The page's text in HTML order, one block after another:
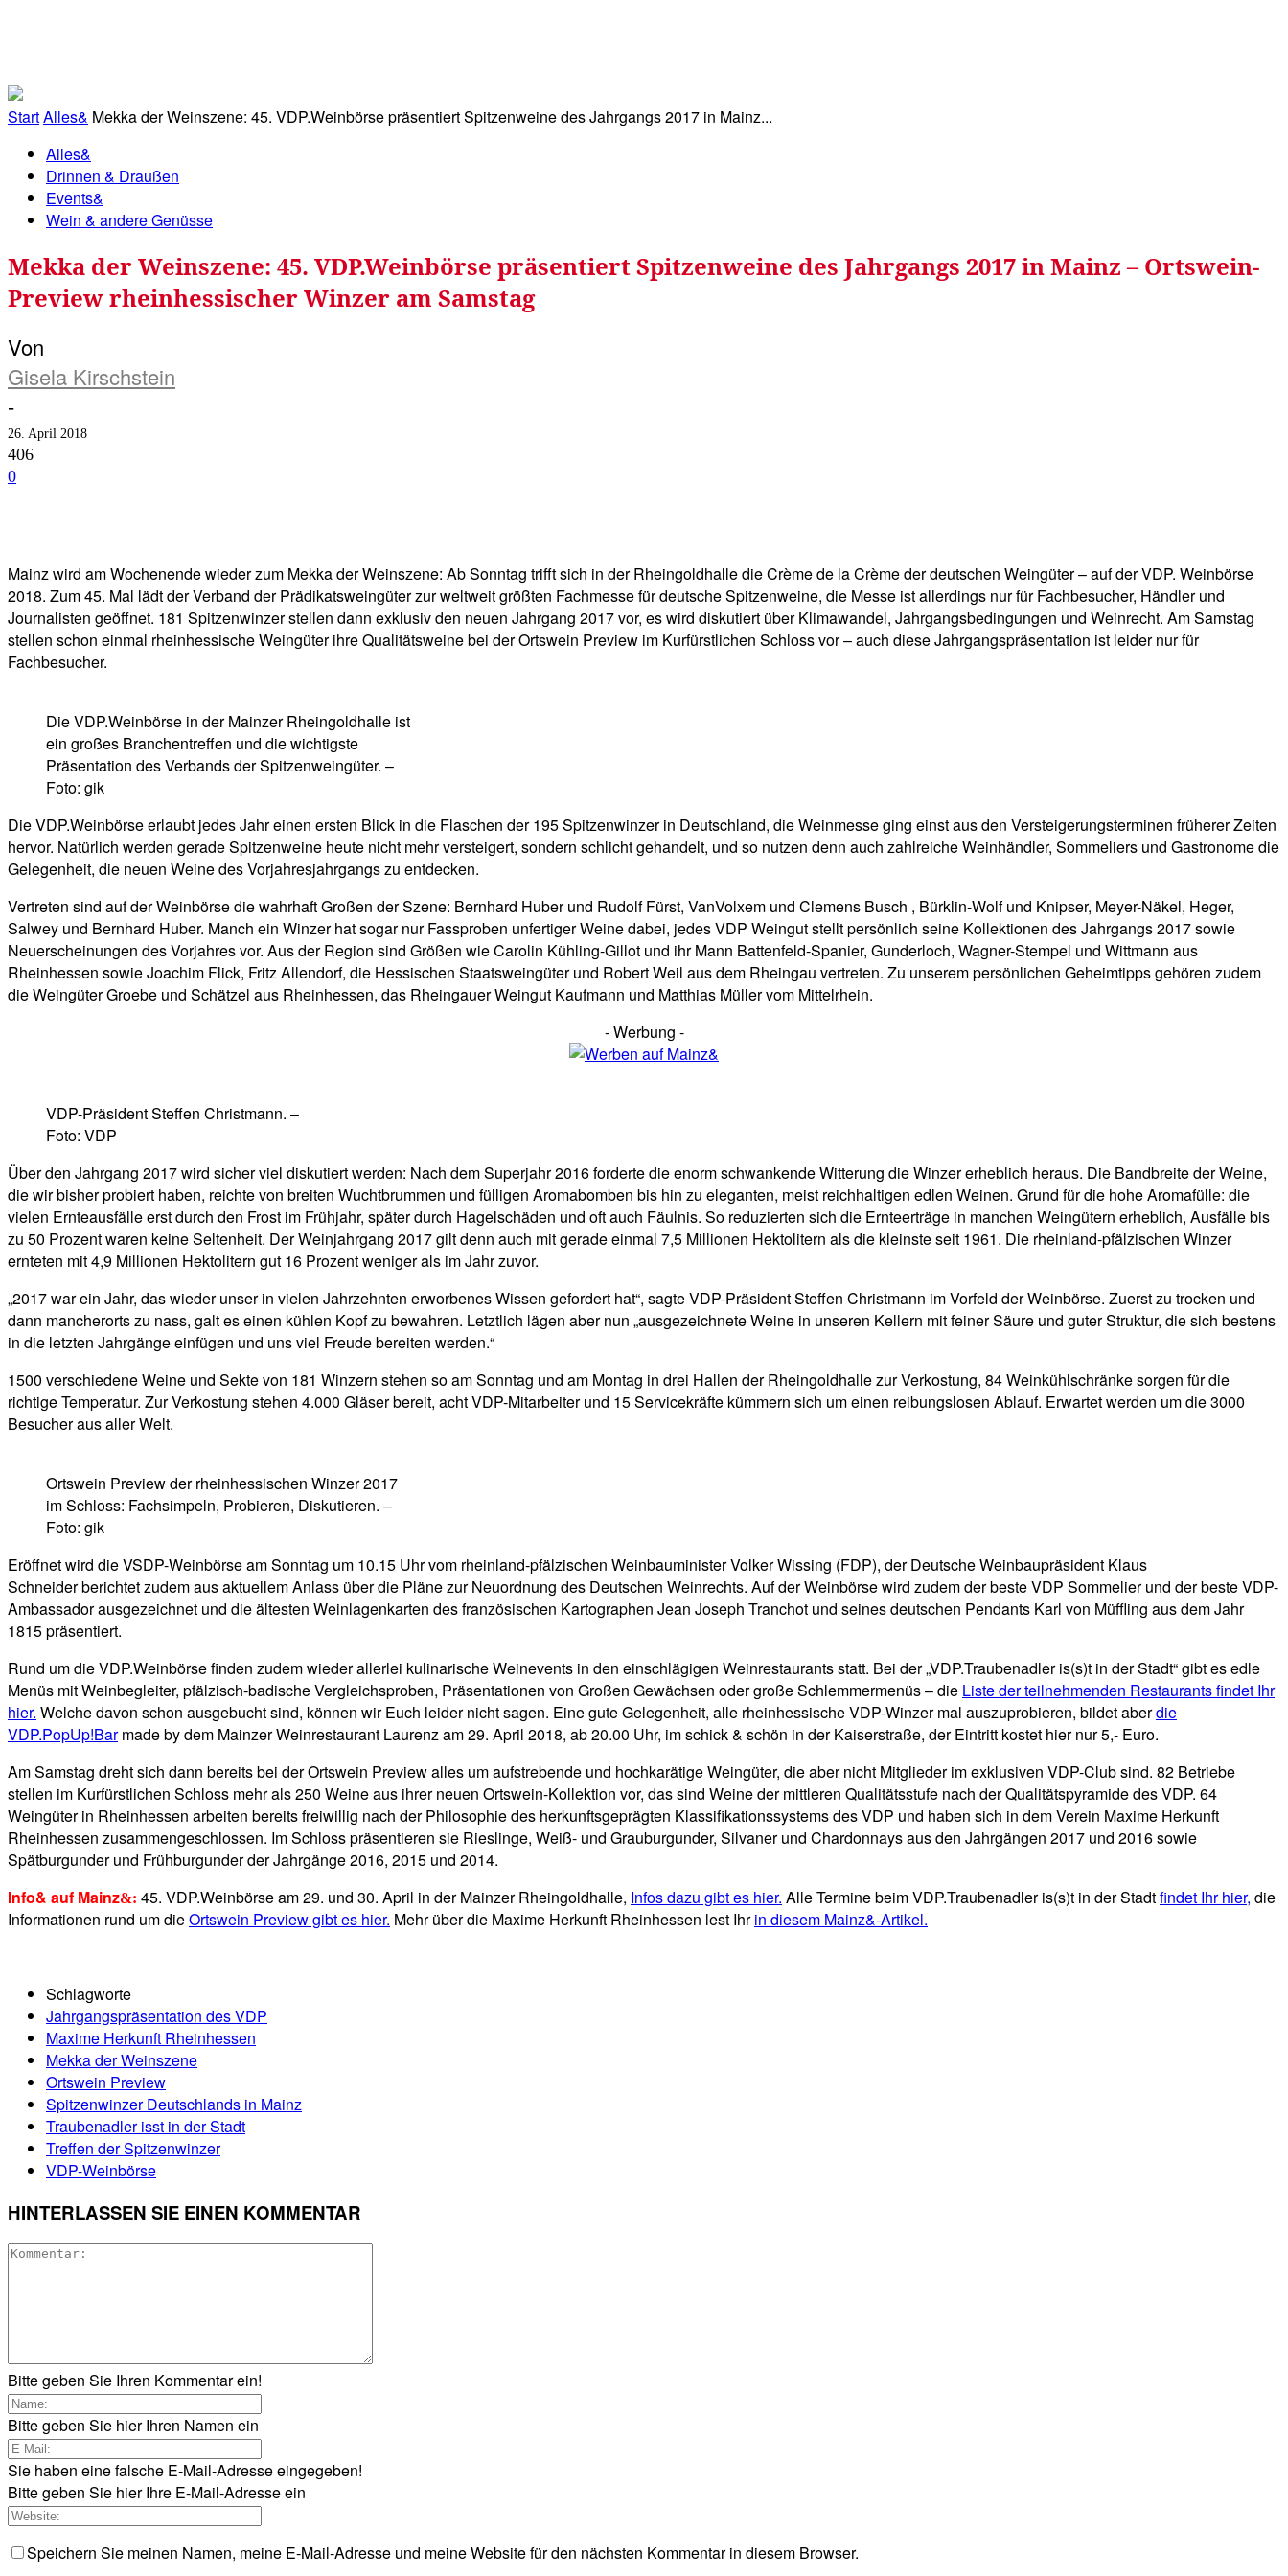
StartAlles& Mekka der Weinszene: 45. VDP.Weinbörse präsentiert Spitzenweine des Jahrgangs 2017 in Mainz...
Alles&
Drinnen & Draußen
Events&
Wein & andere Genüsse
Mekka der Weinszene: 45. VDP.Weinbörse präsentiert Spitzenweine des Jahrgangs 2017 in Mainz – Ortswein-
Preview rheinhessischer Winzer am Samstag
Von
Gisela Kirschstein
-
26. April 2018
406
0
Mainz wird am Wochenende wieder zum Mekka der Weinszene: Ab Sonntag trifft sich in der Rheingoldhalle die Crème de la Crème der deutschen Weingüter – auf der VDP. Weinbörse
2018. Zum 45. Mal lädt der Verband der Prädikatsweingüter zur weltweit größten Fachmesse für deutsche Spitzenweine, die Messe ist allerdings nur für Fachbesucher, Händler und
Journalisten geöffnet. 181 Spitzenwinzer stellen dann exklusiv den neuen Jahrgang 2017 vor, es wird diskutiert über Klimawandel, Jahrgangsbedingungen und Weinrecht. Am Samstag
stellen schon einmal rheinhessische Weingüter ihre Qualitätsweine bei der Ortswein Preview im Kurfürstlichen Schloss vor – auch diese Jahrgangspräsentation ist leider nur für
Fachbesucher.
Die VDP.Weinbörse in der Mainzer Rheingoldhalle ist
ein großes Branchentreffen und die wichtigste
Präsentation des Verbands der Spitzenweingüter. –
Foto: gik
Die VDP.Weinbörse erlaubt jedes Jahr einen ersten Blick in die Flaschen der 195 Spitzenwinzer in Deutschland, die Weinmesse ging einst aus den Versteigerungsterminen früherer Zeiten
hervor. Natürlich werden gerade Spitzenweine heute nicht mehr versteigert, sondern schlicht gehandelt, und so nutzen denn auch zahlreiche Weinhändler, Sommeliers und Gastronome die
Gelegenheit, die neuen Weine des Vorjahresjahrgangs zu entdecken.
Vertreten sind auf der Weinbörse die wahrhaft Großen der Szene: Bernhard Huber und Rudolf Fürst, VanVolxem und Clemens Busch , Bürklin-Wolf und Knipser, Meyer-Näkel, Heger,
Salwey und Bernhard Huber. Manch ein Winzer hat sogar nur Fassproben unfertiger Weine dabei, jedes VDP Weingut stellt persönlich seine Kollektionen des Jahrgangs 2017 sowie
Neuerscheinungen des Vorjahres vor. Aus der Region sind Größen wie Carolin Kühling-Gillot und ihr Mann Battenfeld-Spanier, Gunderloch, Wagner-Stempel und Wittmann aus
Rheinhessen sowie Joachim Flick, Fritz Allendorf, die Hessischen Staatsweingüter und Robert Weil aus dem Rheingau vertreten. Zu unserem persönlichen Geheimtipps gehören zudem
die Weingüter Groebe und Schätzel aus Rheinhessen, das Rheingauer Weingut Kaufmann und Matthias Müller vom Mittelrhein.
- Werbung -
VDP-Präsident Steffen Christmann. –
Foto: VDP
Über den Jahrgang 2017 wird sicher viel diskutiert werden: Nach dem Superjahr 2016 forderte die enorm schwankende Witterung die Winzer erheblich heraus. Die Bandbreite der Weine,
die wir bisher probiert haben, reichte von breiten Wuchtbrummen und fülligen Aromabomben bis hin zu eleganten, meist reichhaltigen edlen Weinen. Grund für die hohe Aromafülle: die
vielen Ernteausfälle erst durch den Frost im Frühjahr, später durch Hagelschäden und oft auch Fäulnis. So reduzierten sich die Ernteerträge in manchen Weingütern erheblich, Ausfälle bis
zu 50 Prozent waren keine Seltenheit. Der Weinjahrgang 2017 gilt denn auch mit gerade einmal 7,5 Millionen Hektolitern als die kleinste seit 1961. Die rheinland-pfälzischen Winzer
ernteten mit 4,9 Millionen Hektolitern gut 16 Prozent weniger als im Jahr zuvor.
„2017 war ein Jahr, das wieder unser in vielen Jahrzehnten erworbenes Wissen gefordert hat“, sagte VDP-Präsident Steffen Christmann im Vorfeld der Weinbörse. Zuerst zu trocken und
dann mancherorts zu nass, galt es einen kühlen Kopf zu bewahren. Letztlich lägen aber nun „ausgezeichnete Weine in unseren Kellern mit feiner Säure und guter Struktur, die sich bestens
in die letzten Jahrgänge einfügen und uns viel Freude bereiten werden.“
1500 verschiedene Weine und Sekte von 181 Winzern stehen so am Sonntag und am Montag in drei Hallen der Rheingoldhalle zur Verkostung, 84 Weinkühlschränke sorgen für die
richtige Temperatur. Zur Verkostung stehen 4.000 Gläser bereit, acht VDP-Mitarbeiter und 15 Servicekräfte kümmern sich um einen reibungslosen Ablauf. Erwartet werden um die 3000
Besucher aus aller Welt.
Ortswein Preview der rheinhessischen Winzer 2017
im Schloss: Fachsimpeln, Probieren, Diskutieren. –
Foto: gik
Eröffnet wird die VSDP-Weinbörse am Sonntag um 10.15 Uhr vom rheinland-pfälzischen Weinbauminister Volker Wissing (FDP), der Deutsche Weinbaupräsident Klaus
Schneider berichtet zudem aus aktuellem Anlass über die Pläne zur Neuordnung des Deutschen Weinrechts. Auf der Weinbörse wird zudem der beste VDP Sommelier und der beste VDP-
Ambassador ausgezeichnet und die ältesten Weinlagenkarten des französischen Kartographen Jean Joseph Tranchot und seines deutschen Pendants Karl von Müffling aus dem Jahr
1815 präsentiert.
Rund um die VDP.Weinbörse finden zudem wieder allerlei kulinarische Weinevents in den einschlägigen Weinrestaurants statt. Bei der „VDP.Traubenadler is(s)t in der Stadt“ gibt es edle
Menüs mit Weinbegleiter, pfälzisch-badische Vergleichsproben, Präsentationen von Großen Gewächsen oder große Schlemmermenüs – die Liste der teilnehmenden Restaurants findet Ihr
hier. Welche davon schon ausgebucht sind, können wir Euch leider nicht sagen. Eine gute Gelegenheit, alle rheinhessische VDP-Winzer mal auszuprobieren, bildet aberdie
VDP.PopUp!Barmade by dem Mainzer Weinrestaurant Laurenz am 29. April 2018, ab 20.00 Uhr, im schick & schön in der Kaiserstraße, der Eintritt kostet hier nur 5,- Euro.
Am Samstag dreht sich dann bereits bei der Ortswein Preview alles um aufstrebende und hochkarätige Weingüter, die aber nicht Mitglieder im exklusiven VDP-Club sind. 82 Betriebe
stellen im Kurfürstlichen Schloss mehr als 250 Weine aus ihrer neuen Ortswein-Kollektion vor, das sind Weine der mittleren Qualitätsstufe nach der Qualitätspyramide des VDP. 64
Weingüter in Rheinhessen arbeiten bereits freiwillig nach der Philosophie des herkunftsgeprägten Klassifikationssystems des VDP und haben sich in dem Verein Maxime Herkunft
Rheinhessen zusammengeschlossen. Im Schloss präsentieren sie Rieslinge, Weiß- und Grauburgunder, Silvaner und Chardonnays aus den Jahrgängen 2017 und 2016 sowie
Spätburgunder und Frühburgunder der Jahrgänge 2016, 2015 und 2014.
Info& auf Mainz&: 45. VDP.Weinbörse am 29. und 30. April in der Mainzer Rheingoldhalle, Infos dazu gibt es hier. Alle Termine beim VDP.Traubenadler is(s)t in der Stadtfindet Ihr hier, die
Informationen rund um dieOrtswein Preview gibt es hier. Mehr über die Maxime Herkunft Rheinhessen lest Ihrin diesem Mainz&-Artikel.
Schlagworte
Jahrgangspräsentation des VDP
Maxime Herkunft Rheinhessen
Mekka der Weinszene
Ortswein Preview
Spitzenwinzer Deutschlands in Mainz
Traubenadler isst in der Stadt
Treffen der Spitzenwinzer
VDP-Weinbörse
HINTERLASSEN SIE EINEN KOMMENTAR
Bitte geben Sie Ihren Kommentar ein!
Bitte geben Sie hier Ihren Namen ein
Sie haben eine falsche E-Mail-Adresse eingegeben!
Bitte geben Sie hier Ihre E-Mail-Adresse ein
Speichern Sie meinen Namen, meine E-Mail-Adresse und meine Website für den nächsten Kommentar in diesem Browser.